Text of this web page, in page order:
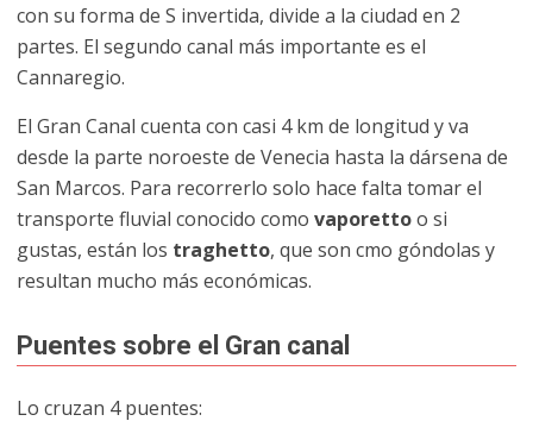
con su forma de S invertida, divide a la ciudad en 2
partes. El segundo canal más importante es el
Cannaregio.
El Gran Canal cuenta con casi 4 km de longitud y va
desde la parte noroeste de Venecia hasta la dársena de
San Marcos. Para recorrerlo solo hace falta tomar el
transporte fluvial conocido como vaporettoo si
gustas, están los traghetto, que son cmo góndolas y
resultan mucho más económicas.
Puentes sobre el Gran canal
Lo cruzan 4 puentes: